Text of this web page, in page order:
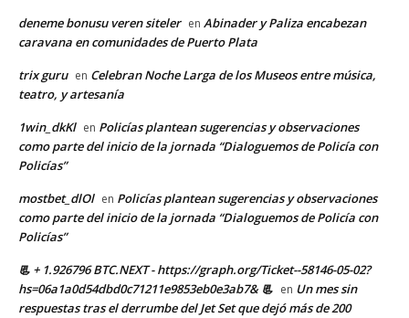
deneme bonusu veren siteler en Abinader y Paliza encabezan
caravana en comunidades de Puerto Plata
trix guru en Celebran Noche Larga de los Museos entre música,
teatro, y artesanía
1win_dkKl en Policías plantean sugerencias y observaciones
como parte del inicio de la jornada “Dialoguemos de Policía con
Policías”
mostbet_dlOl en Policías plantean sugerencias y observaciones
como parte del inicio de la jornada “Dialoguemos de Policía con
Policías”
📃 + 1.926796 BTC.NEXT - https://graph.org/Ticket--58146-05-02?
hs=06a1a0d54dbd0c71211e9853eb0e3ab7& 📃 en Un mes sin
respuestas tras el derrumbe del Jet Set que dejó más de 200